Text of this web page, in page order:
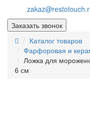
Заказать звонок
Каталог товаров
Фарфоровая и
Ложка для
6 см